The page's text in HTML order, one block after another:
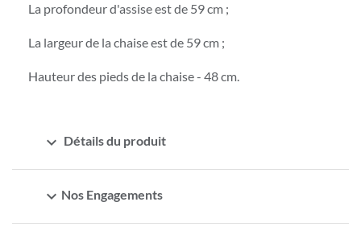
La profondeur d'assise est de 59 cm ;
La largeur de la chaise est de 59 cm ;
Hauteur des pieds de la chaise - 48 cm.
expand_more Détails du produit
expand_more Nos Engagements